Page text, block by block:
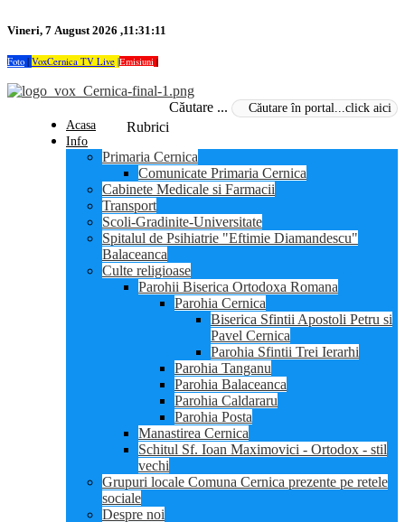
Vineri, 7 August 2026 ,11:31:11
Foto | VoxCernica TV Live |Emisiuni |
Căutare ...
Rubrici
Acasa
Info
Primaria Cernica
Comunicate Primaria Cernica
Cabinete Medicale si Farmacii
Transport
Scoli-Gradinite-Universitate
Spitalul de Psihiatrie "Eftimie Diamandescu"
Balaceanca
Culte religioase
Parohii Biserica Ortodoxa Romana
Parohia Cernica
Biserica Sfintii Apostoli Petru si
Pavel Cernica
Parohia Sfintii Trei Ierarhi
Parohia Tanganu
Parohia Balaceanca
Parohia Caldararu
Parohia Posta
Manastirea Cernica
Schitul Sf. Ioan Maximovici - Ortodox - stil
vechi
Grupuri locale Comuna Cernica prezente pe retele
sociale
Despre noi